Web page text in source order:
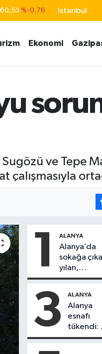
%0.17
%0.01
İstanbul
Ekonomi
ve Tepe
çalışmasıyla
1 ALANYA
Alanya’da
sokağa
yılan,
vatandaşı
3 ALANYA
Alanya
esnafı
tükendi:
ayda 150